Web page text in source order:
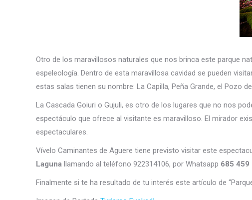
Otro de los maravillosos naturales que nos brinca este parque
espeleología. Dentro de esta maravillosa cavidad se pueden
estas salas tienen su nombre: La Capilla, Peña Grande, el Pozo
La Cascada Goiuri o Gujuli, es otro de los lugares que no nos
espectáculo que ofrece al visitante es maravilloso. El mirador
espectaculares.
Vívelo Caminantes de Aguere tiene previsto visitar este
Laguna llamando al teléfono 922314106, por Whatsapp 685 459
Finalmente si te ha resultado de tu interés este artículo de